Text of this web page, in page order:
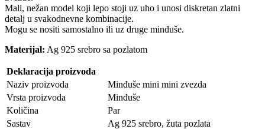
Mali, nežan model koji lepo stoji uz uho i unosi diskretan zlatni
detalj u svakodnevne kombinacije.
Mogu se nositi samostalno ili uz druge minđuše.
Materijal: Ag 925 srebro sa pozlatom
Deklaracija proizvoda
Naziv proizvoda
Minđuše mini mini zvezda
Vrsta proizvoda
Minđuše
Količina
Par
Sastav
Ag 925 srebro, žuta pozlata